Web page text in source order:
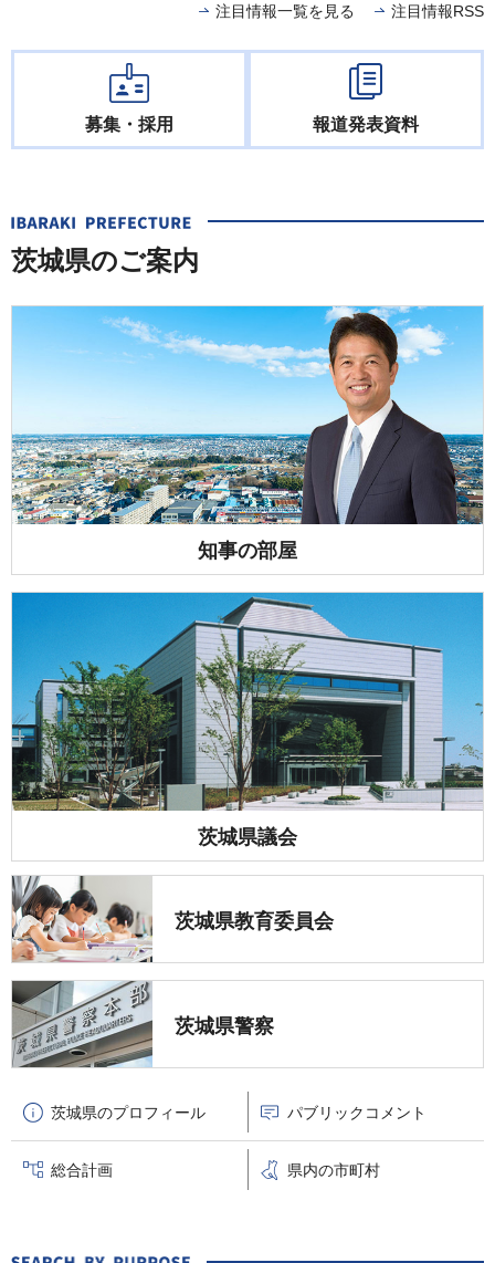
注目情報一覧を見る 注目情報RSS
募集・採用 報道発表資料
茨城県のご案内
知事の部屋
茨城県議会
茨城県教育委員会
茨城県警察
茨城県のプロフィール パブリックコメント
総合計画 県内の市町村